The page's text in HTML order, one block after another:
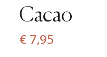
Cacao
€ 7,95